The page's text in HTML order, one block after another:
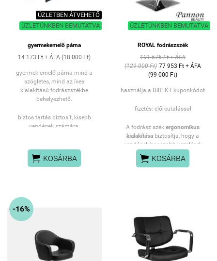
ÜZLETBEN ÁTVEHETŐ
ÜZLETÜNKBEN BEMUTATVA
gyermekemelő párna
14 173 Ft + ÁFA (18 000 Ft)
gyermek emelő párna mind a
szögletes, mind az íves
kialakítású fodrászszékbe
behelyezhető.
biztos tartás biztosít, kisebb
vendégek számára.
 KOSÁRBA
ÜZLETÜNKBEN BEMUTATVA
ROYAL fodrászszék
101 575 Ft + ÁFA
(129 000 Ft) 77 953 Ft + ÁFA
(99 000 Ft)
használja a DIREKT kuponkódot
fizetés: előreutalással
A fodrász szék ergonomikus
kialakítása biztosítja, hogy a
vendégek hosszabb kezelések
közben is kényelmesen üljenek. A
széles ülőfelület és a
szék magassága könnyedén
állítható legyen – még akkor is,
ha az ügyfél már a székben
foglal helyet.
 KOSÁRBA
-16%